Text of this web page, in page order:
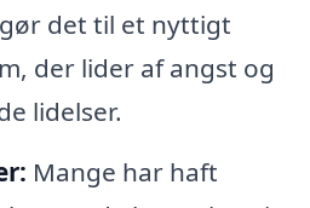
det til et nyttigt
der lider af angst og
lidelser.
Mange har haft